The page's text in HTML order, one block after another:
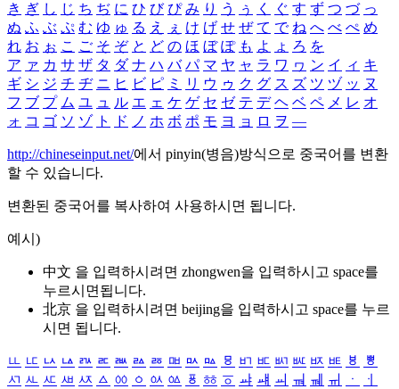
き ぎ し じ ち ぢ に ひ び ぴ み り う ぅ く ぐ す ず つ づ っ
ぬ ふ ぶ ぷ む ゆ ゅ る え ぇ け げ せ ぜ て で ね へ べ ぺ め
れ お ぉ こ ご そ ぞ と ど の ほ ぼ ぽ も よ ょ ろ を
ア ァ カ サ ザ タ ダ ナ ハ バ パ マ ヤ ャ ラ ワ ヮ ン イ ィ キ
ギ シ ジ チ ヂ ニ ヒ ビ ピ ミ リ ウ ゥ ク グ ス ズ ツ ヅ ッ ヌ
フ ブ プ ム ユ ュ ル エ ェ ケ ゲ セ ゼ テ デ ヘ ベ ペ メ レ オ
ォ コ ゴ ソ ゾ ト ド ノ ホ ボ ポ モ ヨ ョ ロ ヲ ―
http://chineseinput.net/에서 pinyin(병음)방식으로 중국어를 변환
할 수 있습니다.
변환된 중국어를 복사하여 사용하시면 됩니다.
예시)
中文 을 입력하시려면 zhongwen을 입력하시고 space를
누르시면됩니다.
北京 을 입력하시려면 beijing을 입력하시고 space를 누르
시면 됩니다.
ㅥ ㅦ ㅧ ㅨ ㅩ ㅪ ㅫ ㅬ ㅭ ㅮ ㅯ ㅰ ㅱ ㅲ ㅳ ㅴ ㅵ ㅶ ㅷ ㅸ
ㅹ
ㅺ ㅻ ㅼ ㅽ ㅾ ㅿ ㆀ ㆁ ㆂ ㆃ ㆄ ㆅ ㆆ ㆇ ㆈ ㆉ ㆊ ㆋ ㆌ ㆍ
ㆎ